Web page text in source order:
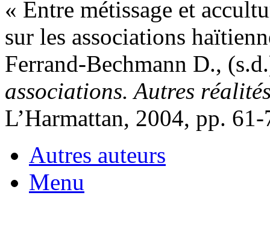
« Entre métissage et
sur les associations
Ferrand-Bechmann D.,
associations. Autres
L’Harmattan, 2004, pp. 61-
Autres auteurs
Menu